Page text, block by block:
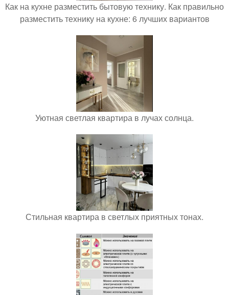
Как на кухне разместить бытовую технику. Как правильно
разместить технику на кухне: 6 лучших вариантов
Уютная светлая квартира в лучах солнца.
Стильная квартира в светлых приятных тонах.